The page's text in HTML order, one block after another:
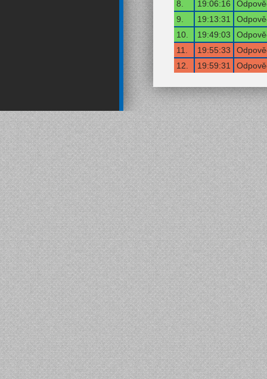
8. 19:06:16
9.
19:13:31
10.
19:49:03
11.
19:55:33
12.
19:59:31